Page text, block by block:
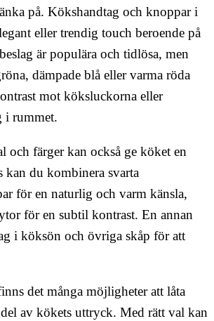
på. Kökshandtag och knoppar i
eller trendig touch beroende på
är populära och tidlösa, men
dämpade blå eller varma röda
mot köksluckorna eller
i rummet.
och färger kan också ge köket en
du kombinera svarta
för en naturlig och varm känsla,
för en subtil kontrast. En annan
i köksön och övriga skåp för att
det många möjligheter att låta
av kökets uttryck. Med rätt val kan